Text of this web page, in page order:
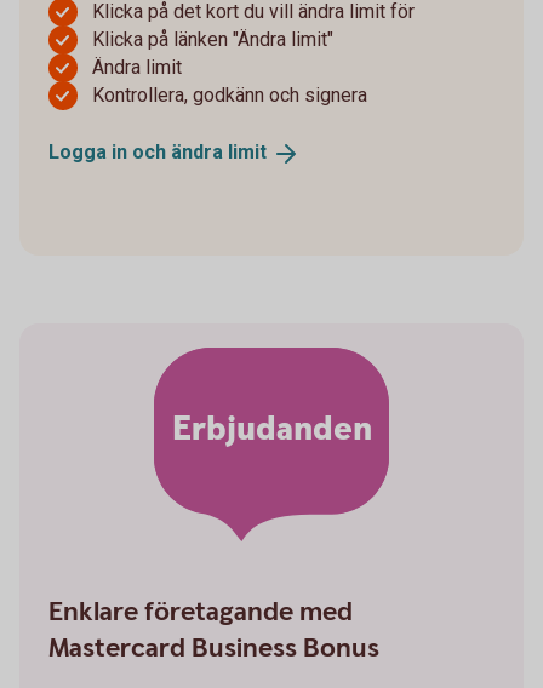
Klicka på det kort du vill ändra limit för
Klicka på länken "Ändra limit"
Ändra limit
Kontrollera, godkänn och signera
Logga in och ändra limit
Erbjudanden
Enklare företagande med
Mastercard Business Bonus